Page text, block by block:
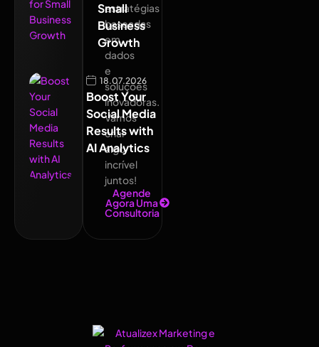
Small
Business
Growth
18.07.2026
Boost Your
Social Media
Results with
AI Analytics
estratégias
baseadas
em
dados
e
soluções
inovadoras.
Vamos
criar
algo
incrível
juntos!
Agende
Agora Uma
Consultoria